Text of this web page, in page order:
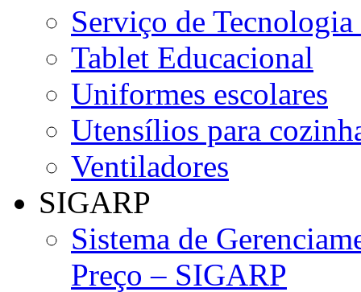
Serviço de
Tablet Educacional
Uniformes escolares
Utensílios para
Ventiladores
SIGARP
Sistema de
Preço – SIGARP